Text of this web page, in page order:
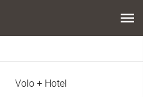
Volo + Hotel